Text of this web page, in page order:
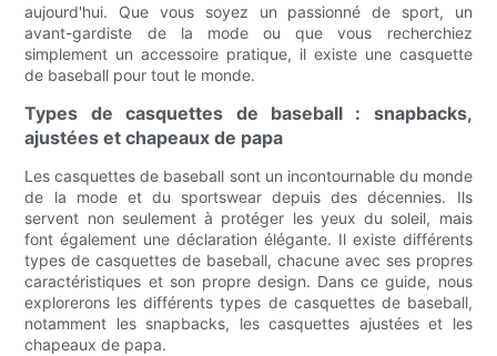
aujourd'hui. Que vous soyez un passionné de sport, un
avant-gardiste de la mode ou que vous recherchiez
simplement un accessoire pratique, il existe une casquette
de baseball pour tout le monde.
Types de casquettes de baseball : snapbacks,
ajustées et chapeaux de papa
Les casquettes de baseball sont un incontournable du monde
de la mode et du sportswear depuis des décennies. Ils
servent non seulement à protéger les yeux du soleil, mais
font également une déclaration élégante. Il existe différents
types de casquettes de baseball, chacune avec ses propres
caractéristiques et son propre design. Dans ce guide, nous
explorerons les différents types de casquettes de baseball,
notamment les snapbacks, les casquettes ajustées et les
chapeaux de papa.